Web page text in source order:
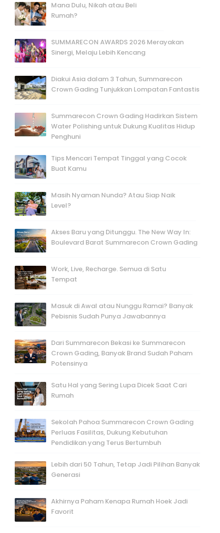
Mana Dulu, Nikah atau Beli
Rumah?
SUMMARECON AWARDS 2026 Merayakan
Sinergi, Melaju Lebih Kencang
Diakui Asia dalam 3 Tahun, Summarecon
Crown Gading Tunjukkan Lompatan Fantastis
Summarecon Crown Gading Hadirkan Sistem
Water Polishing untuk Dukung Kualitas Hidup
Penghuni
Tips Mencari Tempat Tinggal yang Cocok
Buat Kamu
Masih Nyaman Nunda? Atau Siap Naik
Level?
Akses Baru yang Ditunggu. The New Way In:
Boulevard Barat Summarecon Crown Gading
Work, Live, Recharge. Semua di Satu
Tempat
Masuk di Awal atau Nunggu Ramai? Banyak
Pebisnis Sudah Punya Jawabannya
Dari Summarecon Bekasi ke Summarecon
Crown Gading, Banyak Brand Sudah Paham
Potensinya
Satu Hal yang Sering Lupa Dicek Saat Cari
Rumah
Sekolah Pahoa Summarecon Crown Gading
Perluas Fasilitas, Dukung Kebutuhan
Pendidikan yang Terus Bertumbuh
Lebih dari 50 Tahun, Tetap Jadi Pilihan Banyak
Generasi
Akhirnya Paham Kenapa Rumah Hoek Jadi
Favorit